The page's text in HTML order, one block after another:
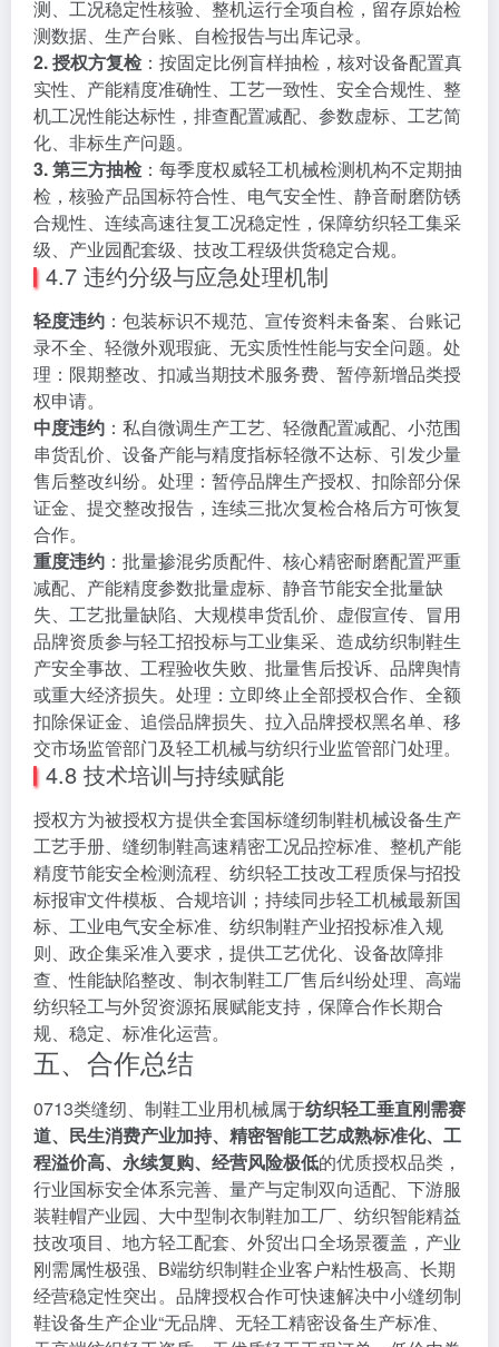
测、工况稳定性核验、整机运行全项自检，留存原始检
测数据、生产台账、自检报告与出库记录。
2. 授权方复检：按固定比例盲样抽检，核对设备配置真
实性、产能精度准确性、工艺一致性、安全合规性、整
机工况性能达标性，排查配置减配、参数虚标、工艺简
化、非标生产问题。
3. 第三方抽检：每季度权威轻工机械检测机构不定期抽
检，核验产品国标符合性、电气安全性、静音耐磨防锈
合规性、连续高速往复工况稳定性，保障纺织轻工集采
级、产业园配套级、技改工程级供货稳定合规。
4.7 违约分级与应急处理机制
轻度违约 ：包装标识不规范、宣传资料未备案、台账记
录不全、轻微外观瑕疵、无实质性性能与安全问题。处
理：限期整改、扣减当期技术服务费、暂停新增品类授
权申请。
中度违约 ：私自微调生产工艺、轻微配置减配、小范围
串货乱价、设备产能与精度指标轻微不达标、引发少量
售后整改纠纷。处理：暂停品牌生产授权、扣除部分保
证金、提交整改报告，连续三批次复检合格后方可恢复
合作。
重度违约 ：批量掺混劣质配件、核心精密耐磨配置严重
减配、产能精度参数批量虚标、静音节能安全批量缺
失、工艺批量缺陷、大规模串货乱价、虚假宣传、冒用
品牌资质参与轻工招投标与工业集采、造成纺织制鞋生
产安全事故、工程验收失败、批量售后投诉、品牌舆情
或重大经济损失。处理：立即终止全部授权合作、全额
扣除保证金、追偿品牌损失、拉入品牌授权黑名单、移
交市场监管部门及轻工机械与纺织行业监管部门处理。
4.8 技术培训与持续赋能
授权方为被授权方提供全套国标缝纫制鞋机械设备生产
工艺手册、缝纫制鞋高速精密工况品控标准、整机产能
精度节能安全检测流程、纺织轻工技改工程质保与招投
标报审文件模板、合规培训；持续同步轻工机械最新国
标、工业电气安全标准、纺织制鞋产业招投标准入规
则、政企集采准入要求，提供工艺优化、设备故障排
查、性能缺陷整改、制衣制鞋工厂售后纠纷处理、高端
纺织轻工与外贸资源拓展赋能支持，保障合作长期合
规、稳定、标准化运营。
五、合作总结
0713类缝纫、制鞋工业用机械属于纺织轻工垂直刚需赛
道、民生消费产业加持、精密智能工艺成熟标准化、工
程溢价高、永续复购、经营风险极低的优质授权品类，
行业国标安全体系完善、量产与定制双向适配、下游服
装鞋帽产业园、大中型制衣制鞋加工厂、纺织智能精益
技改项目、地方轻工配套、外贸出口全场景覆盖，产业
刚需属性极强、B端纺织制鞋企业客户粘性极高、长期
经营稳定性突出。品牌授权合作可快速解决中小缝纫制
鞋设备生产企业“无品牌、无轻工精密设备生产标准、